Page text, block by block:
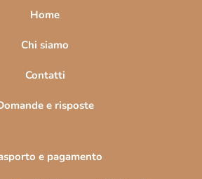
l
'
l
n
Home
Chi siamo
Contatti
e risposte
e pagamento